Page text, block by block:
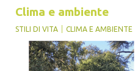
Clima e ambiente
STILI DI VITA CLIMA E AMBIENTE